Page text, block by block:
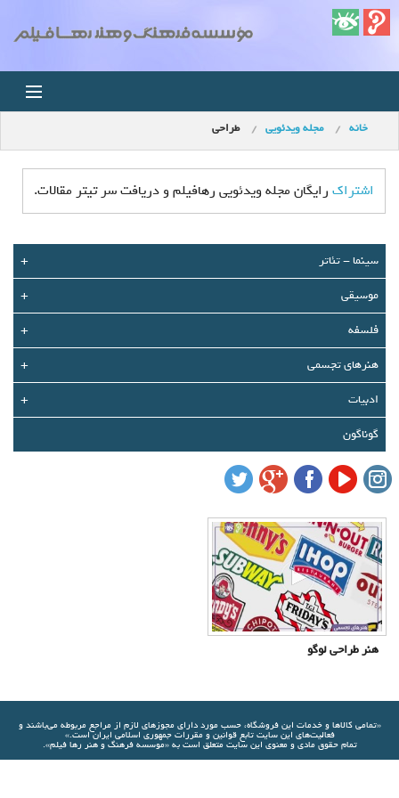
خانه
فروشگاه
مجله ویدئویی
کودک
درباره ما
تماس با ما
سبد خرید شما خالی است
سبد خرید
ورود
عضویت
خانه مجله ویدئویی طراحی
اشتراک رایگان مجله ویدئویی رهافیلم و دریافت سر تیتر مقالات.
سينما - تئاتر
+
موسیقی
+
فلسفه
+
هنرهای تجسمی
+
ادبیات
+
گوناگون
هنر طراحی لوگو
«تمامي كالاها و خدمات اين فروشگاه، حسب مورد دارای مجوزهای لازم از مراجع مربوطه مي‌باشند و
فعاليت‌های اين سايت تابع قوانين و مقررات جمهوری اسلامی ايران است.»
تمام حقوق مادی و معنوی این سایت متعلق است به «موسسه فرهنگ و هنر رها فیلم».